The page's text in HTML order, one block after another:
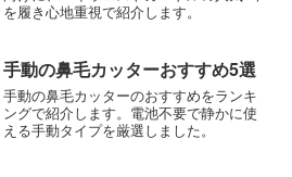
を履き心地重視で紹介します。
手動の鼻毛カッターおすすめ5選
手動の鼻毛カッターのおすすめをランキ
ングで紹介します。電池不要で静かに使
える手動タイプを厳選しました。